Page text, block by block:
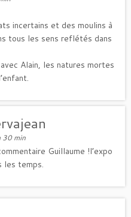
incertains et des moulins à
tous les sens reflétés dans
Alain, les natures mortes
min
Guillaume !l’expo
les temps.